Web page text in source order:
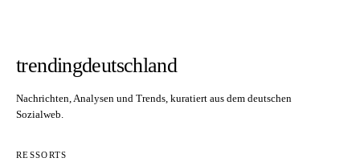
trendingdeutschland
Nachrichten, Analysen und Trends, kuratiert aus dem deutschen
Sozialweb.
RESSORTS